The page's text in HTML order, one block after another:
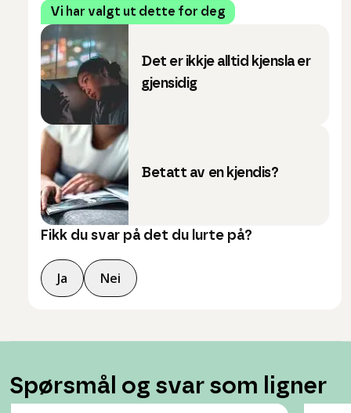
Vi har valgt ut dette for deg
Det er ikkje alltid kjensla er
gjensidig
Betatt av en kjendis?
Fikk du svar på det du lurte på?
Ja Nei
Spørsmål og svar som ligner